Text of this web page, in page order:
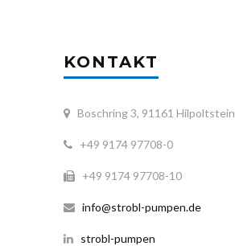
KONTAKT
Boschring 3, 91161 Hilpoltstein
+49 9174 97708-0
+49 9174 97708-10
info@strobl-pumpen.de
strobl-pumpen